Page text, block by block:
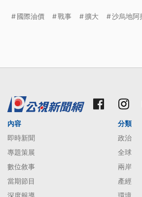
天然氣船疑遭無人機攻擊。戰事
國際油價 戰事 擴大 沙烏地阿
內容
即時新聞
專題策展
數位敘事
當期節目
分類
政治
全球
兩岸
產經